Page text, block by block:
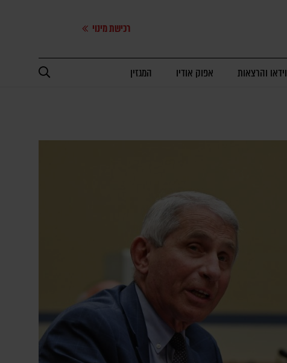
רכישת מינוי
וידאו והרצאות אפוק אודיו המגזין